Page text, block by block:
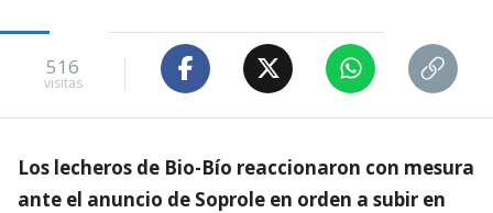
516
visitas
Los lecheros de Bio-Bío reaccionaron con mesura
ante el anuncio de Soprole en orden a subir en